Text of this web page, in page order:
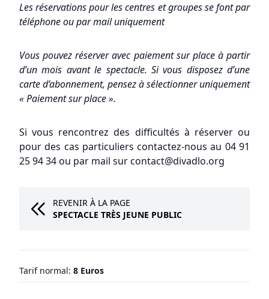
Les réservations pour les centres et groupes se font par
téléphone ou par mail uniquement
Vous pouvez réserver avec paiement sur place à partir
d’un mois avant le spectacle. Si vous disposez d’une
carte d’abonnement, pensez à sélectionner uniquement
« Paiement sur place ».
Si vous rencontrez des difficultés à réserver ou
pour des cas particuliers contactez-nous au 04 91
25 94 34 ou par mail sur contact@divadlo.org
REVENIR À LA PAGE
SPECTACLE TRÈS JEUNE PUBLIC
Tarif normal: 8 Euros